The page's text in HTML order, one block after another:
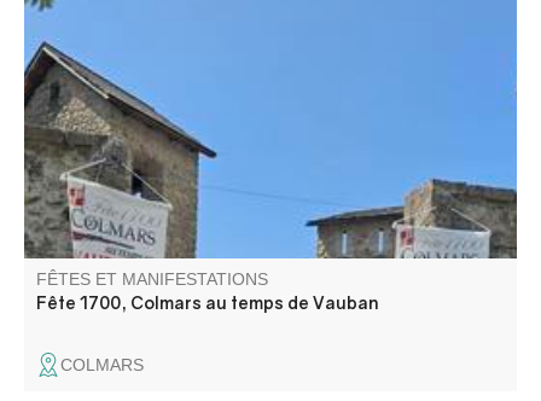
animations de rues, visites, théâtre, musique,
déambulations et spectacles ! Costumez vous pour que la
fête soit plus belle.
FÊTES ET MANIFESTATIONS
Fête 1700, Colmars au temps de Vauban
COLMARS